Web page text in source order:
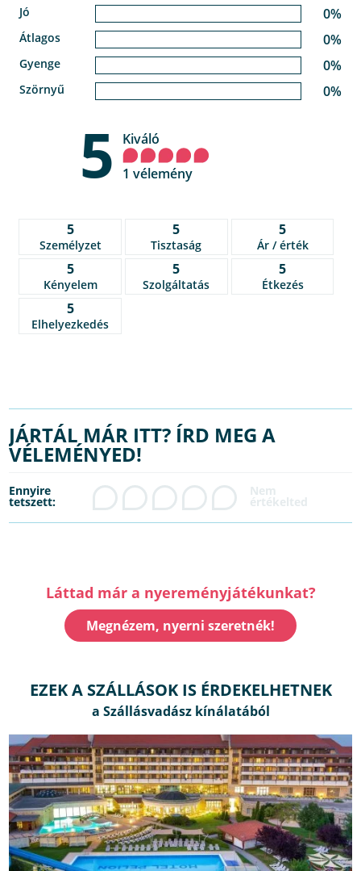
Jó 0%
Átlagos 0%
Gyenge 0%
Szörnyű 0%
5
Kiváló
1 vélemény
5
Személyzet
5
Tisztaság
5
Ár / érték
5
Kényelem
5
Szolgáltatás
5
Étkezés
5
Elhelyezkedés
JÁRTÁL MÁR ITT? ÍRD MEG A
VÉLEMÉNYED!
Ennyire
tetszett:
Láttad már a nyereményjátékunkat?
Megnézem, nyerni szeretnék!
EZEK A SZÁLLÁSOK IS ÉRDEKELHETNEK